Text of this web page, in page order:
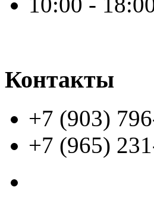
Контакты
+7 (903)
+7 (965)